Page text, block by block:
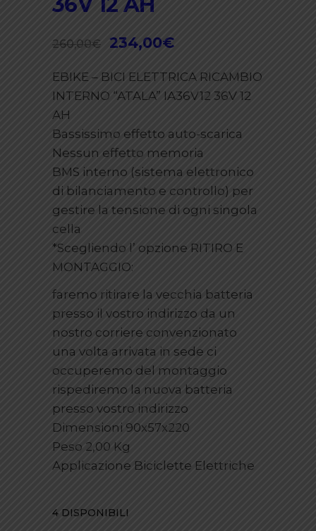
260,00€
Il
originale
era:
234,00€
attuale
è:
EBIKE – BICI ELETTRICA RICAMBIO
INTERNO “ATALA” IA36V12 36V 12
AH
Bassissimo effetto auto-scarica
Nessun effetto memoria
BMS interno (sistema elettronico
di bilanciamento e controllo) per
gestire la tensione di ogni singola
cella
*Scegliendo l’ opzione RITIRO E
MONTAGGIO:
faremo ritirare la vecchia batteria
presso il vostro indirizzo da un
nostro corriere convenzionato
una volta arrivata in sede ci
occuperemo del montaggio
rispediremo la nuova batteria
presso vostro indirizzo
Dimensioni 90x57x220
Peso 2,00 Kg
Applicazione Biciclette Elettriche
4 DISPONIBILI